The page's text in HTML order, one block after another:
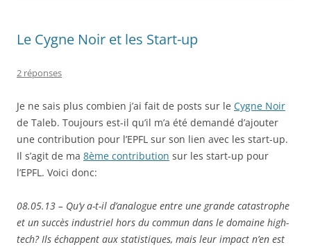
Le Cygne Noir et les Start-up
2 réponses
Je ne sais plus combien j’ai fait de posts sur le Cygne Noir
de Taleb. Toujours est-il qu’il m’a été demandé d’ajouter
une contribution pour l’EPFL sur son lien avec les start-up.
Il s’agit de ma 8ème contribution sur les start-up pour
l’EPFL. Voici donc:
08.05.13 – Qu’y a-t-il d’analogue entre une grande catastrophe
et un succès industriel hors du commun dans le domaine high-
tech? Ils échappent aux statistiques, mais leur impact n’en est